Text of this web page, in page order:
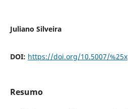
Juliano Silveira
DOI: https://doi.org/10.5007/%25x
Resumo